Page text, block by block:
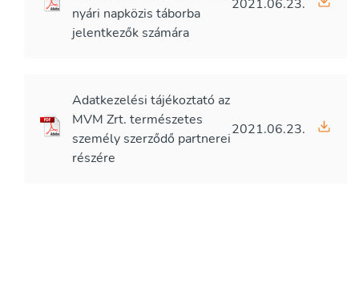
nyári napközis táborba
jelentkezők számára
2021.06.23.
Adatkezelési tájékoztató az
MVM Zrt. természetes
személy szerződő partnerei
részére
2021.06.23.